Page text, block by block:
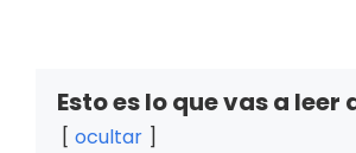
Esto es lo que vas a leer
ocultar